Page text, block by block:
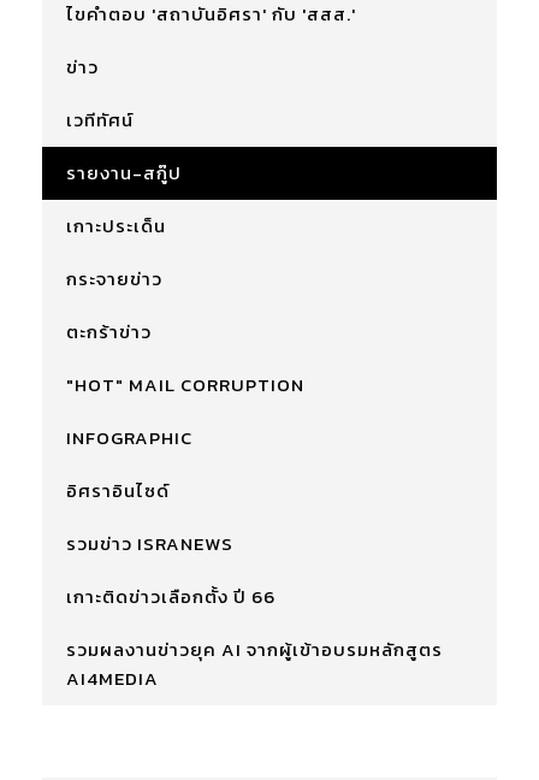
ไขคำตอบ 'สถาบันอิศรา' กับ 'สสส.'
ข่าว
เวทีทัศน์
รายงาน-สกู๊ป
เกาะประเด็น
กระจายข่าว
ตะกร้าข่าว
"HOT" MAIL CORRUPTION
INFOGRAPHIC
อิศราอินไซด์
รวมข่าว ISRANEWS
เกาะติดข่าวเลือกตั้ง ปี 66
รวมผลงานข่าวยุค AI จากผู้เข้าอบรมหลักสูตร
AI4MEDIA